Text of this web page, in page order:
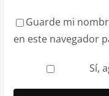
Guarde mi
en este navegador
Sí,